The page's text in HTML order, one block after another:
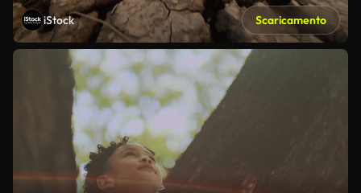
iStock Scaricamento